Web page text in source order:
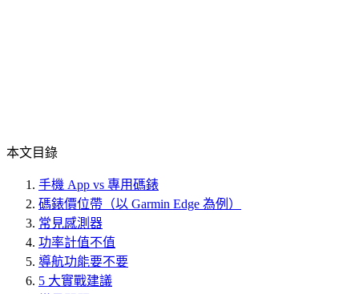
本文目錄
手機 App vs 專用碼錶
碼錶價位帶（以 Garmin Edge 為例）
常見感測器
功率計值不值
導航功能要不要
5 大實戰建議